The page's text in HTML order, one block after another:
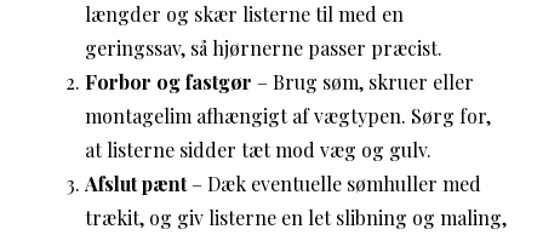
længder og skær listerne til med en
geringssav, så hjørnerne passer præcist.
Forbor og fastgør – Brug søm, skruer eller
montagelim afhængigt af vægtypen. Sørg for,
at listerne sidder tæt mod væg og gulv.
Afslut pænt– Dæk eventuelle sømhuller med
trækit, og giv listerne en let slibning og maling,